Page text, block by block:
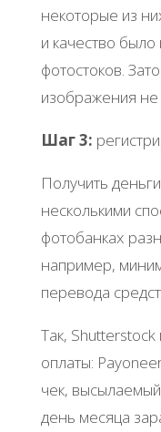
некоторые из
и качество
фотостоков.
изображения не
Шаг 3:
Получить
несколькими
фотобанках
например,
перевода
Так,
оплаты:
чек,
день месяца